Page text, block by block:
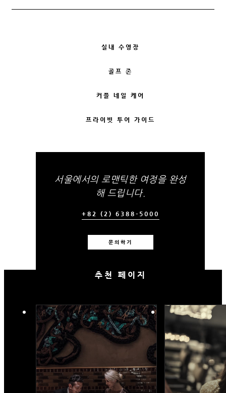
실내 수영장
골프 존
커플 네일 케어
프라이빗 투어 가이드
서울에서의 로맨틱한 여정을 완성
해 드립니다.
+82 (2) 6388-5000
문의하기
추천 페이지